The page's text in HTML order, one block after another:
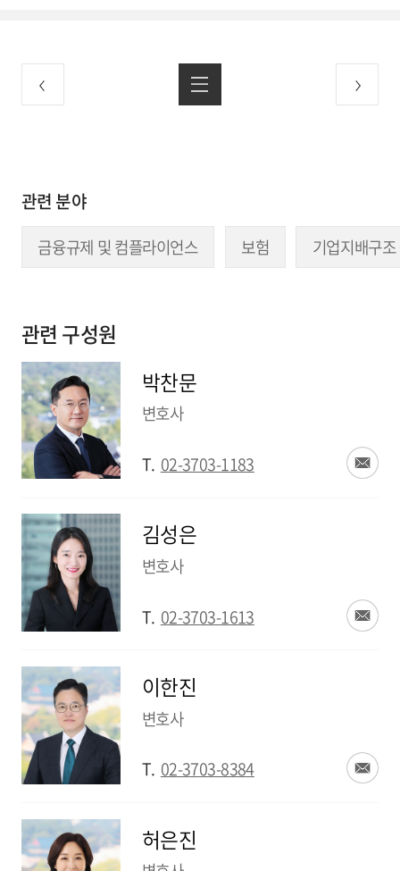
관련 분야
금융규제 및 컴플라이언스 보험 기업지배구
관련 구성원
박찬문
변호사
T. 02-3703-1183
김성은
변호사
T. 02-3703-1613
이한진
변호사
T. 02-3703-8384
허은진